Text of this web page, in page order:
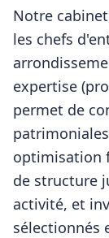
Notre
les chefs
expertise
permet de
optimisation
de structure
activité, et
sélectionnés